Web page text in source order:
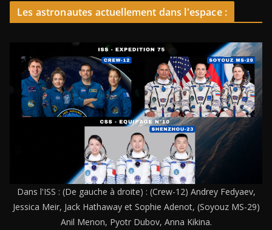
Les astronautes actuellement dans l'espace :
Dans l'ISS : (De gauche à droite) : (Crew-12) Andrey Fedyaev,
Jessica Meir, Jack Hathaway et Sophie Adenot, (Soyouz MS-29)
Anil Menon, Pyotr Dubov, Anna Kikina.